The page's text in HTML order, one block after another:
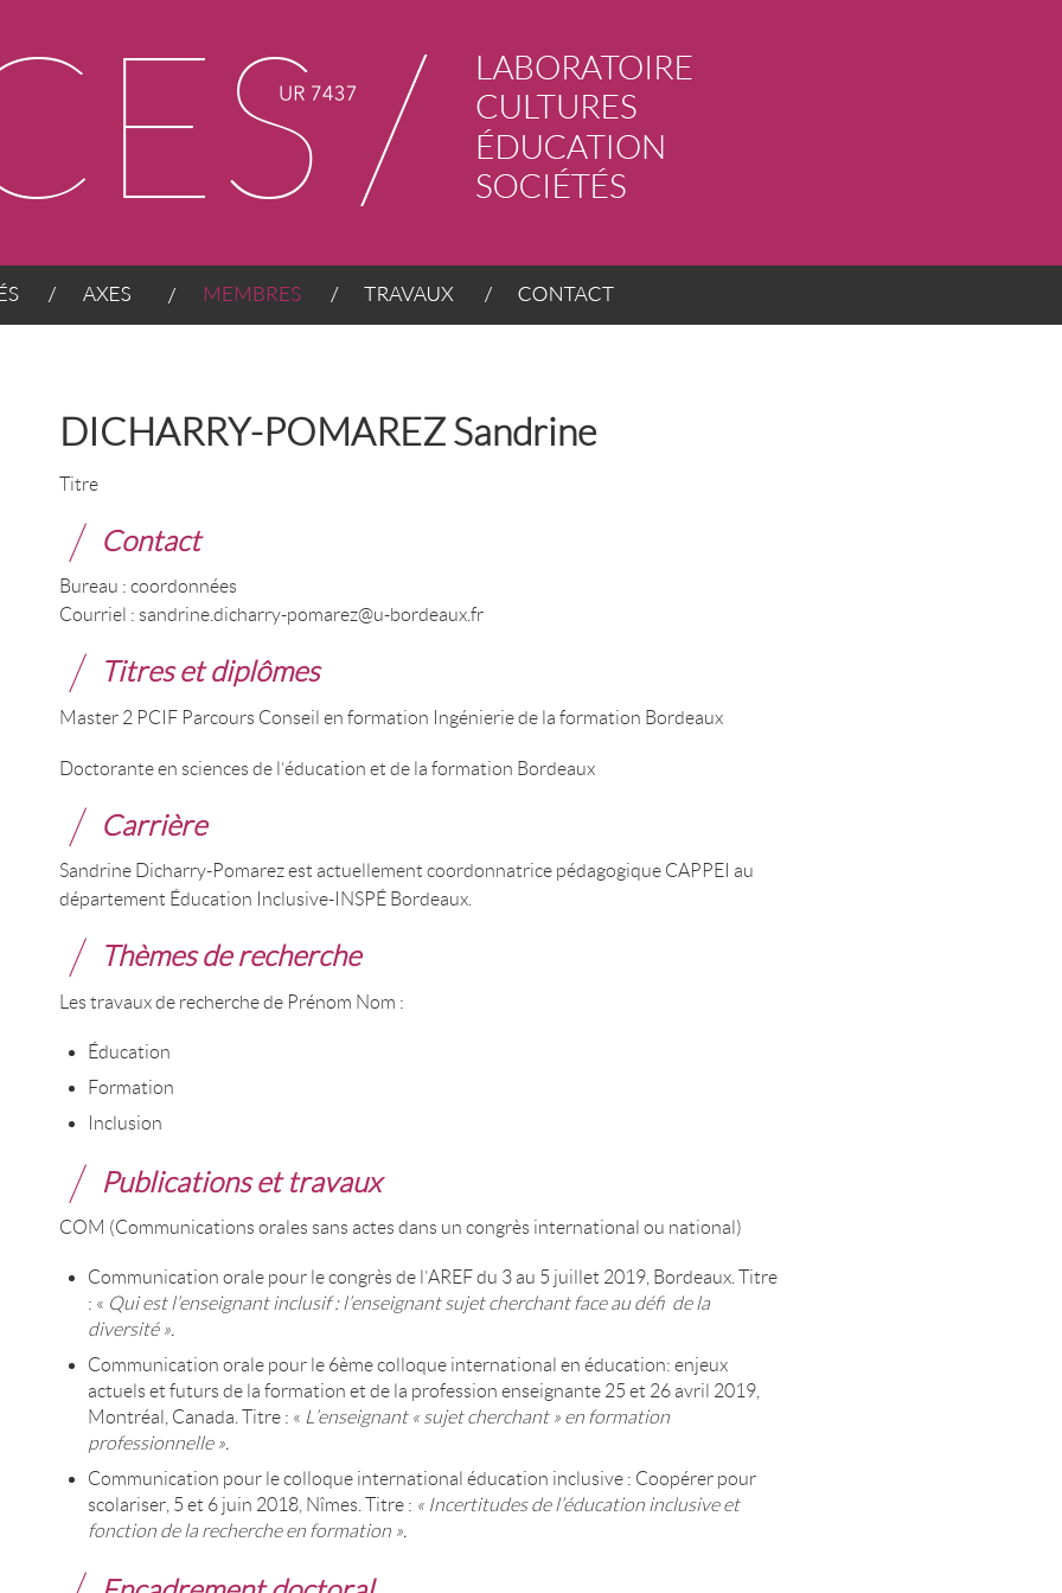
DICHARRY-POMAREZ Sandrine
Titre
Contact
Bureau : coordonnées
Courriel : sandrine.dicharry-pomarez@u-bordeaux.fr
Titres et diplômes
Master 2 PCIF Parcours Conseil en formation Ingénierie de la formation Bordeaux
Doctorante en sciences de l’éducation et de la formation Bordeaux
Carrière
Sandrine Dicharry-Pomarez est actuellement coordonnatrice pédagogique CAPPEI au
département Éducation Inclusive-INSPÉ Bordeaux.
Thèmes de recherche
Les travaux de recherche de Prénom Nom :
Éducation
Formation
Inclusion
Publications et travaux
COM (Communications orales sans actes dans un congrès international ou national)
Communication orale pour le congrès de l’AREF du 3 au 5 juillet 2019, Bordeaux. Titre
: « Qui est l’enseignant inclusif : l’enseignant sujet cherchant face au défi de la
diversité ».
Communication orale pour le 6ème colloque international en éducation: enjeux
actuels et futurs de la formation et de la profession enseignante 25 et 26 avril 2019,
Montréal, Canada. Titre : « L’enseignant « sujet cherchant » en formation
professionnelle ».
Communication pour le colloque international éducation inclusive : Coopérer pour
scolariser, 5 et 6 juin 2018, Nîmes. Titre : « Incertitudes de l’éducation inclusive et
fonction de la recherche en formation ».